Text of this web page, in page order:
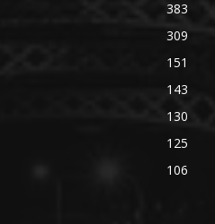
383
309
151
143
130
125
106